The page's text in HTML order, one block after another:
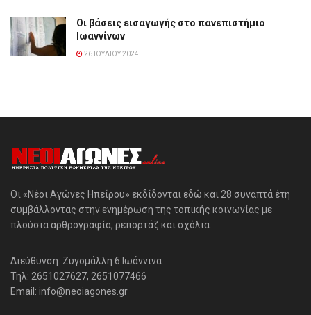
Οι βάσεις εισαγωγής στο πανεπιστήμιο
Ιωαννίνων
26 ΙΟΥΛΊΟΥ 2024
Οι «Νέοι Αγώνες Ηπείρου» εκδίδονται εδώ και 28 συναπτά έτη
συμβάλλοντας στην ενημέρωση της τοπικής κοινωνίας με
πλούσια αρθρογραφία, ρεπορτάζ και σχόλια.
Διεύθυνση: Ζυγομάλλη 6 Ιωάννινα
Τηλ: 2651027627, 2651077466
Email: info@neoiagones.gr